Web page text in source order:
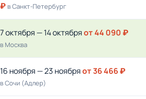
₽ в Санкт-Петербург
7 октября — 14 октябряот 44 090 ₽
в Москва
16 ноября — 23 ноябряот 36 466 ₽
в Сочи (Адлер)